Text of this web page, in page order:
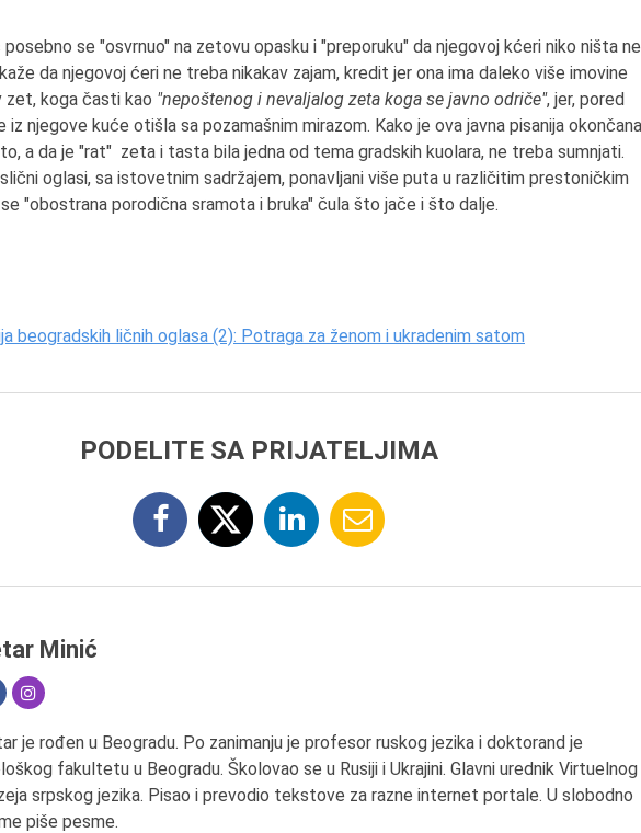
posebno se "osvrnuo" na zetovu opasku i "preporuku" da njegovoj kćeri niko ništa ne
da njegovoj ćeri ne treba nikakav zajam, kredit jer ona ima daleko više imovine
zet, koga časti kao "nepoštenog i nevaljalog zeta koga se javno odriče", jer, pored
njegove kuće otišla sa pozamašnim mirazom. Kako je ova javna pisanija
a da je "rat" zeta i tasta bila jedna od tema gradskih kuolara, ne treba sumnjati.
oglasi, sa istovetnim sadržajem, ponavljani više puta u različitim prestoničkim
"obostrana porodična sramota i bruka" čula što jače i što dalje.
beogradskih ličnih oglasa (2): Potraga za ženom i ukradenim satom
PODELITE SA PRIJATELJIMA
Minić
je rođen u Beogradu. Po zanimanju je profesor ruskog jezika i doktorand je
fakultetu u Beogradu. Školovao se u Rusiji i Ukrajini. Glavni urednik Virtuelnog
srpskog jezika. Pisao i prevodio tekstove za razne internet portale. U slobodno
piše pesme.